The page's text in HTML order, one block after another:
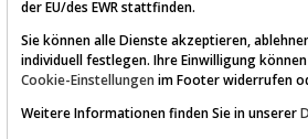
AKTIEN-TERMINAL
der EU/des EWR stattfinden.
Sie können alle Dienste akzeptieren,
individuell festlegen. Ihre Einwilligung
Cookie-Einstellungen im Footer widerrufen
Weitere Informationen finden Sie in unserer